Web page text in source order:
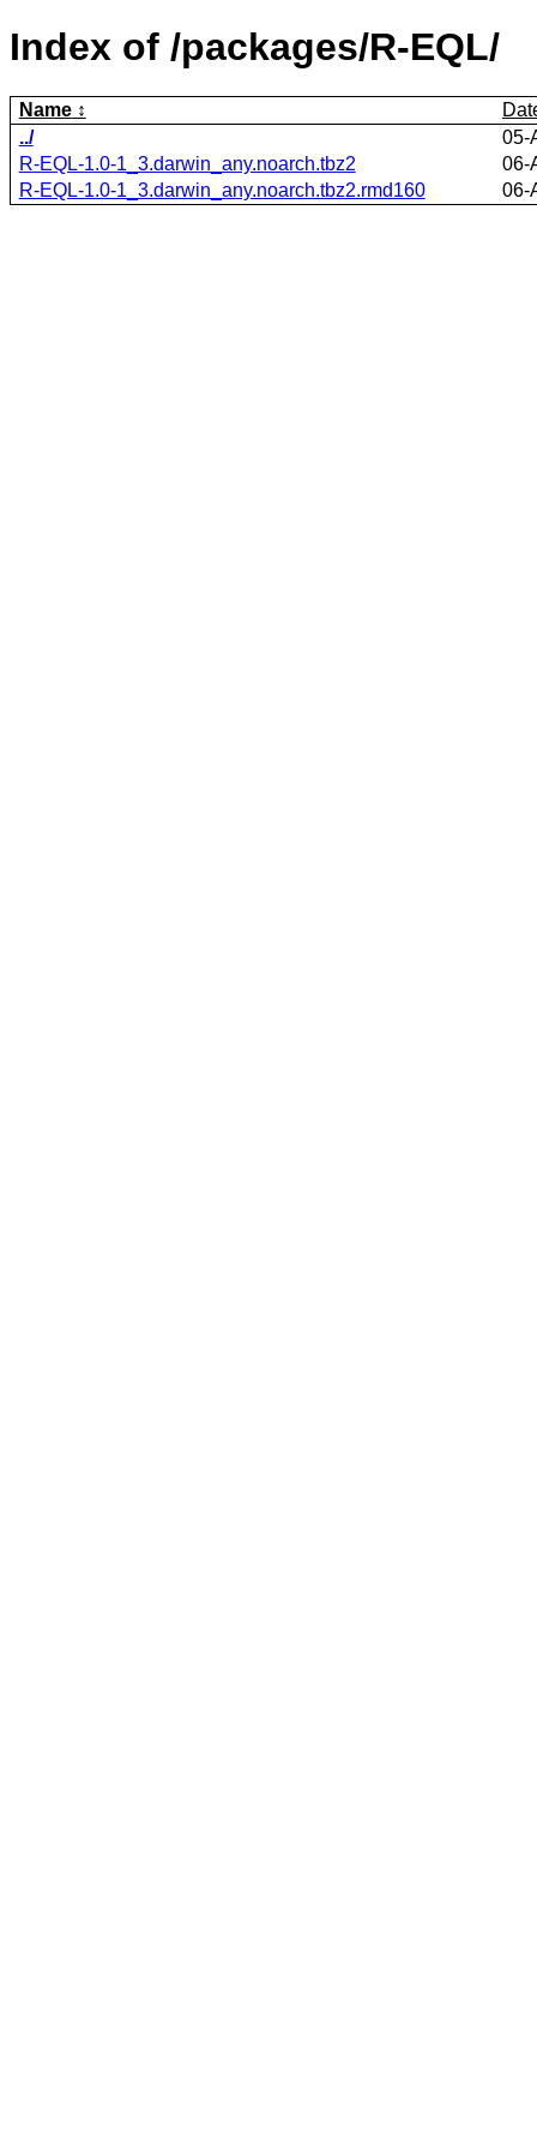
Index of /packages/R-EQL/
Name
../
05-
R-EQL-1.0-1_3.darwin_any.noarch.tbz2
06-
R-EQL-1.0-1_3.darwin_any.noarch.tbz2.rmd160
06-